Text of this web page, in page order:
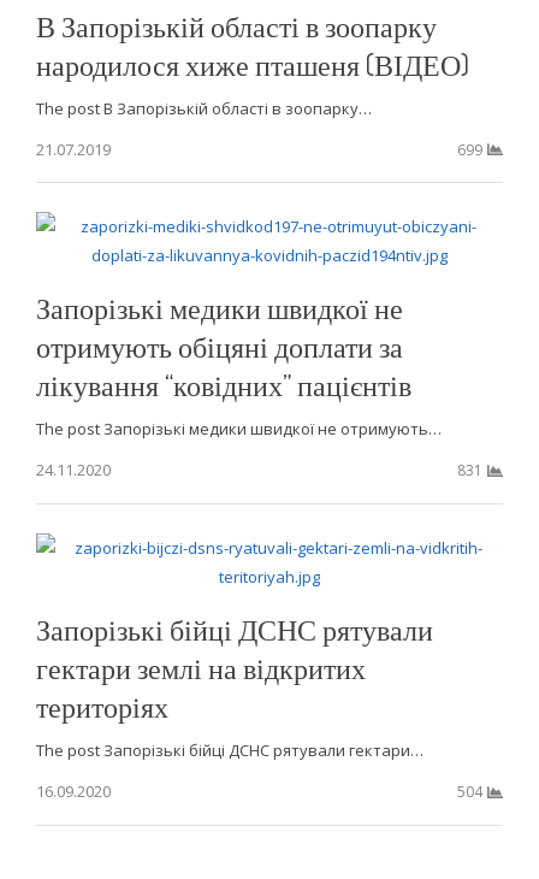
В Запорізькій області в зоопарку
народилося хиже пташеня (ВІДЕО)
The post В Запорізькій області в зоопарку…
21.07.2019
699
Запорізькі медики швидкої не
отримують обіцяні доплати за
лікування “ковідних” пацієнтів
The post Запорізькі медики швидкої не отримують…
24.11.2020
831
Запорізькі бійці ДСНС рятували
гектари землі на відкритих
територіях
The post Запорізькі бійці ДСНС рятували гектари…
16.09.2020
504